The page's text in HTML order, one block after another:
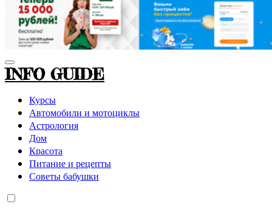
INFO GUIDE
Курсы
Автомобили и мотоциклы
Астрология
Дом
Красота
Питание и рецепты
Советы бабушки